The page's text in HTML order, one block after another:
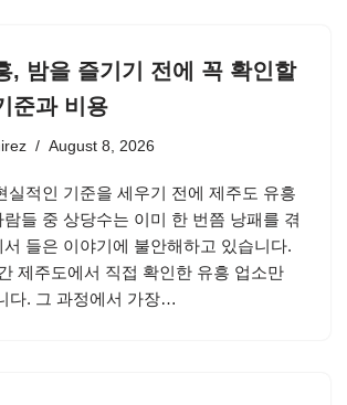
, 밤을 즐기기 전에 꼭 확인할
준과 비용
August 8, 2026
실적인 기준을 세우기 전에 제주도 유흥
들 중 상당수는 이미 한 번쯤 낭패를 겪
들은 이야기에 불안해하고 있습니다.
제주도에서 직접 확인한 유흥 업소만
다. 그 과정에서 가장…